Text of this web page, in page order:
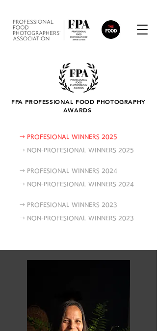
FPA PROFESSIONAL FOOD PHOTOGRAPHY
AWARDS
→ PROFESIONAL WINNERS 2025
→ NON-PROFESIONAL WINNERS 2025
→ PROFESIONAL WINNERS 2024
→ NON-PROFESIONAL WINNERS 2024
→ PROFESIONAL WINNERS 2023
→ NON-PROFESIONAL WINNERS 2023